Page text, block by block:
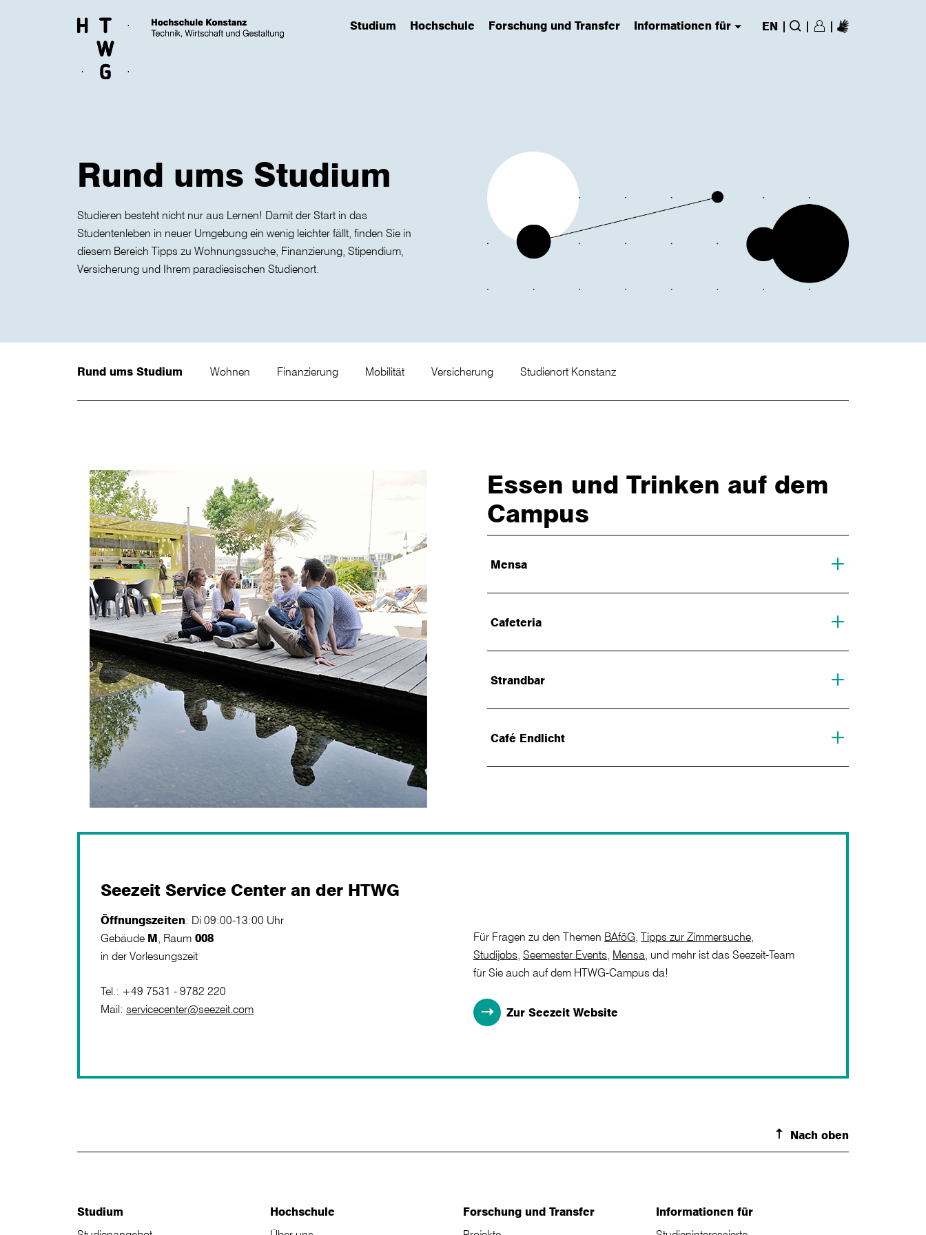
Studium
(has submenu)Hochschule
(has submenu)Forschung und Transfer
(has submenu) Informationen für
(has submenu) EN | Suche
| Login/Register
|
Rund ums Studium
Studieren besteht nicht nur aus Lernen! Damit der Start in das
Studentenleben in neuer Umgebung ein wenig leichter fällt, finden Sie in
diesem Bereich Tipps zu Wohnungssuche, Finanzierung, Stipendium,
Versicherung und Ihrem paradiesischen Studienort.
Rund ums Studium Wohnen Finanzierung Mobilität Versicherung Studienort Konstanz
Essen und Trinken auf dem
Campus
Mensa
Cafeteria
Strandbar
Café Endlicht
Seezeit Service Center an der HTWG
Öffnungszeiten: Di 09:00-13:00 Uhr
Gebäude M , Raum 008
in der Vorlesungszeit
Tel.: +49 7531 - 9782 220
Mail: servicecenter@seezeit.com
Für Fragen zu den Themen BAföG Tipps zur Zimmersuche
Studijobs Seemester Events Mensa , und mehr ist das Seezeit-Team
für Sie auch auf dem HTWG-Campus da!
Zur Seezeit Website
Nach oben
Studium
Hochschule
Forschung und Transfer
Informationen für